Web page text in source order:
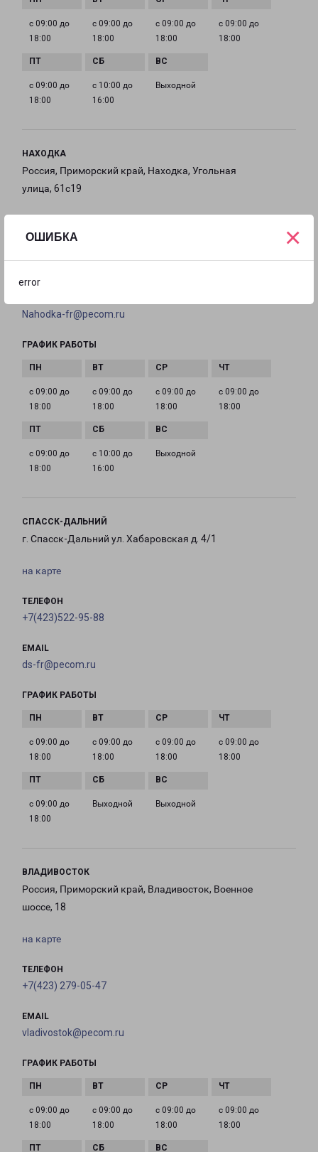
ОШИБКА
error
×
с 09:00 до
18:00
с 09:00 до
18:00
с 09:00 до
18:00
с 09:00 до
18:00
с 09:00 до
18:00
с 10:00 до
16:00
Выходной
НАХОДКА
Россия, Приморский край, Находка, Угольная
улица, 61с19
Nahodka-fr@pecom.ru
ГРАФИК РАБОТЫ
с 09:00 до
18:00
с 09:00 до
18:00
с 09:00 до
18:00
с 09:00 до
18:00
с 09:00 до
18:00
с 10:00 до
16:00
Выходной
СПАССК-ДАЛЬНИЙ
г. Спасск-Дальний ул. Хабаровская д. 4/1
на карте
ТЕЛЕФОН
+7(423)522-95-88
EMAIL
ds-fr@pecom.ru
ГРАФИК РАБОТЫ
с 09:00 до
18:00
с 09:00 до
18:00
с 09:00 до
18:00
с 09:00 до
18:00
с 09:00 до
18:00
Выходной Выходной
ВЛАДИВОСТОК
Россия, Приморский край, Владивосток, Военное
шоссе, 18
на карте
ТЕЛЕФОН
+7(423) 279-05-47
EMAIL
vladivostok@pecom.ru
ГРАФИК РАБОТЫ
с 09:00 до
18:00
с 09:00 до
18:00
с 09:00 до
18:00
с 09:00 до
18:00